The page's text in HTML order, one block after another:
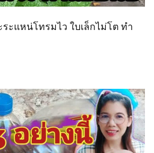
แหน่โทรมไว ใบเล็กไม่โต ทำ